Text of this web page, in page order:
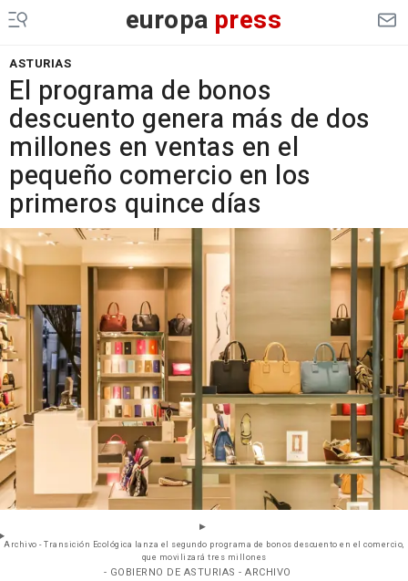
europa press
ASTURIAS
El programa de bonos
descuento genera más de dos
millones en ventas en el
pequeño comercio en los
primeros quince días
Archivo - Transición Ecológica lanza el segundo programa de bonos descuento en el comercio,
que movilizará tres millones
- GOBIERNO DE ASTURIAS - ARCHIVO